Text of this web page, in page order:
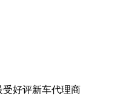
好评新车代理商